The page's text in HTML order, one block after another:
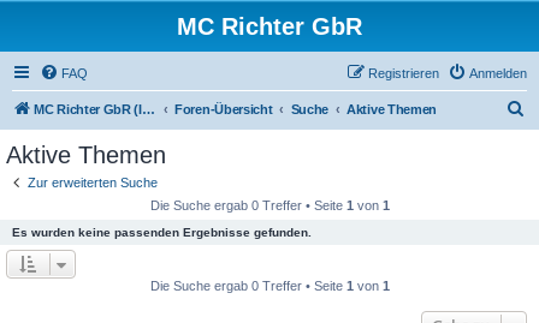
MC Richter GbR
FAQ Anmelden
Registrieren
MC Richter GbR (Impressum / Datenschutz) Foren-Übersicht Suche Aktive Themen
Aktive Themen
Zur erweiterten Suche
Die Suche ergab 0 Treffer • Seite 1 von 1
Es wurden keine passenden Ergebnisse gefunden.
Die Suche ergab 0 Treffer • Seite 1 von 1